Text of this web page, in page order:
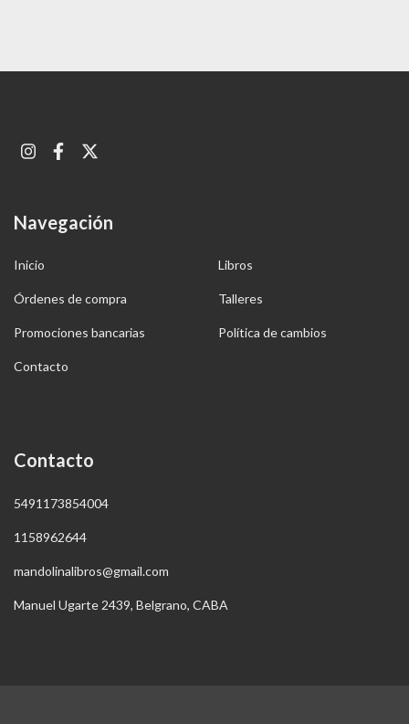
Navegación
Inicio Libros
Órdenes de compra Talleres
Promociones bancarias Política de cambios
Contacto
Contacto
5491173854004
1158962644
mandolinalibros@gmail.com
Manuel Ugarte 2439, Belgrano, CABA